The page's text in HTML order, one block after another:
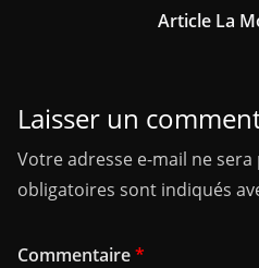
Article La
Laisser un
Votre adresse e-mail ne sera
obligatoires sont indiqués
Commentaire*